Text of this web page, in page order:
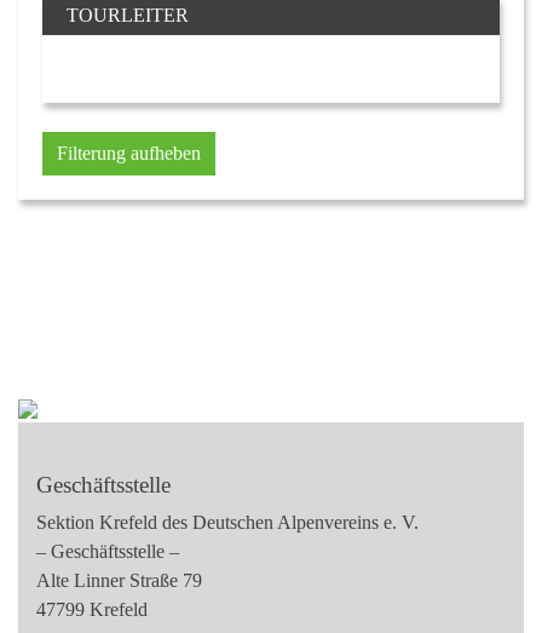
TOURLEITER
Filterung aufheben
Geschäftsstelle
Sektion Krefeld des Deutschen Alpenvereins e. V.
– Geschäftsstelle –
Alte Linner Straße 79
47799 Krefeld